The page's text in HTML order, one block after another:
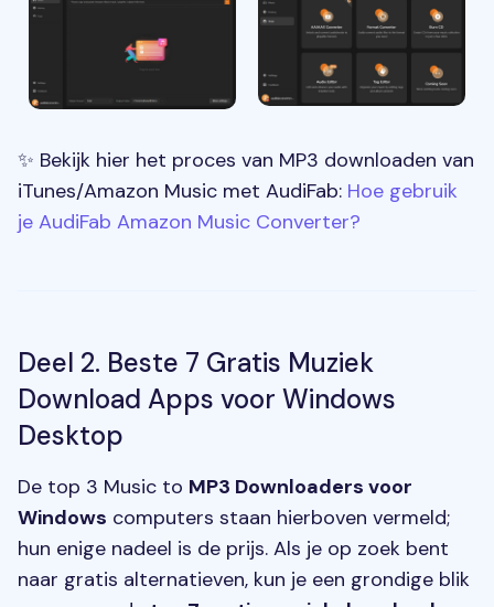
✨ Bekijk hier het proces van MP3 downloaden van
iTunes/Amazon Music met AudiFab: Hoe gebruik
je AudiFab Amazon Music Converter?
Deel 2. Beste 7 Gratis Muziek
Download Apps voor Windows
Desktop
De top 3 Music to MP3 Downloaders voor
Windows computers staan hierboven vermeld;
hun enige nadeel is de prijs. Als je op zoek bent
naar gratis alternatieven, kun je een grondige blik